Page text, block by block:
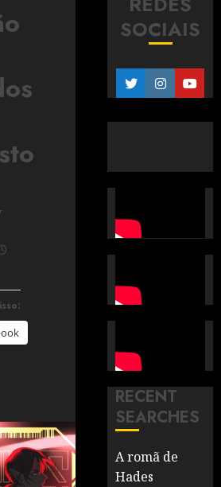
SOCIAIS
RECENT
SEARCHES
A romã de
Hades